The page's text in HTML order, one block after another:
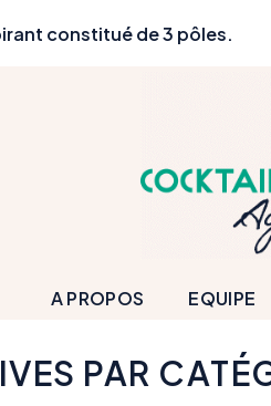
constitué de 3 pôles.
A PROPOS EQUIPE
PAR